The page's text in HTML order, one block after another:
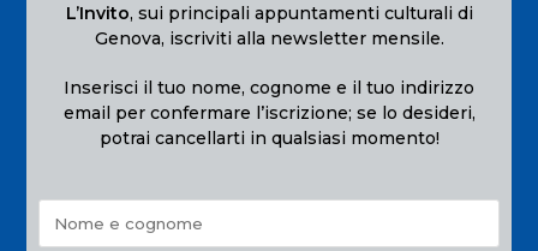
L’Invito, sui principali appuntamenti culturali di
Genova, iscriviti alla newsletter mensile.
Inserisci il tuo nome, cognome e il tuo indirizzo
email per confermare l’iscrizione; se lo desideri,
potrai cancellarti in qualsiasi momento!